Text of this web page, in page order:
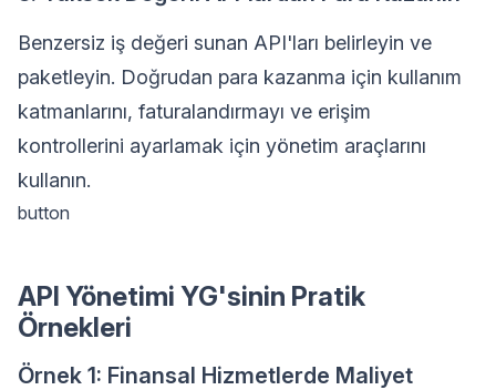
Benzersiz iş değeri sunan API'ları belirleyin ve
paketleyin. Doğrudan para kazanma için kullanım
katmanlarını, faturalandırmayı ve erişim
kontrollerini ayarlamak için yönetim araçlarını
kullanın.
button
API Yönetimi YG'sinin Pratik
Örnekleri
Örnek 1: Finansal Hizmetlerde Maliyet